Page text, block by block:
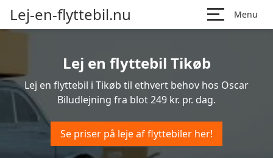
Lej-en-flyttebil.nu Menu
Lej en flyttebil Tikøb
Lej en flyttebil i Tikøb til ethvert behov hos Oscar
Biludlejning fra blot 249 kr. pr. dag.
Se priser på leje af flyttebiler her!